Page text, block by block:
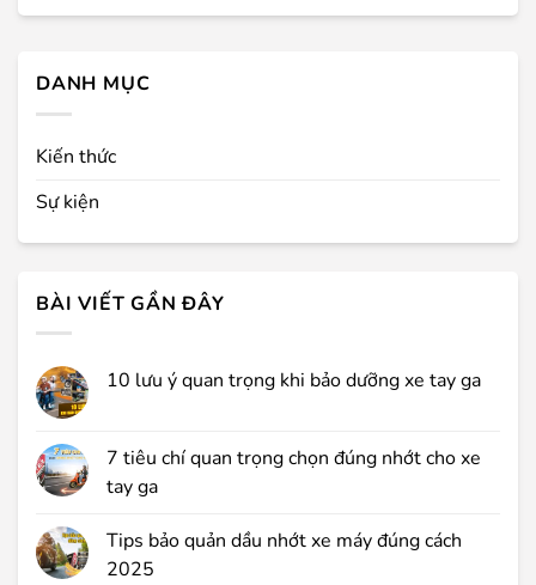
DANH MỤC
Kiến thức
Sự kiện
BÀI VIẾT GẦN ĐÂY
10 lưu ý quan trọng khi bảo dưỡng xe tay ga
7 tiêu chí quan trọng chọn đúng nhớt cho xe
tay ga
Tips bảo quản dầu nhớt xe máy đúng cách
2025